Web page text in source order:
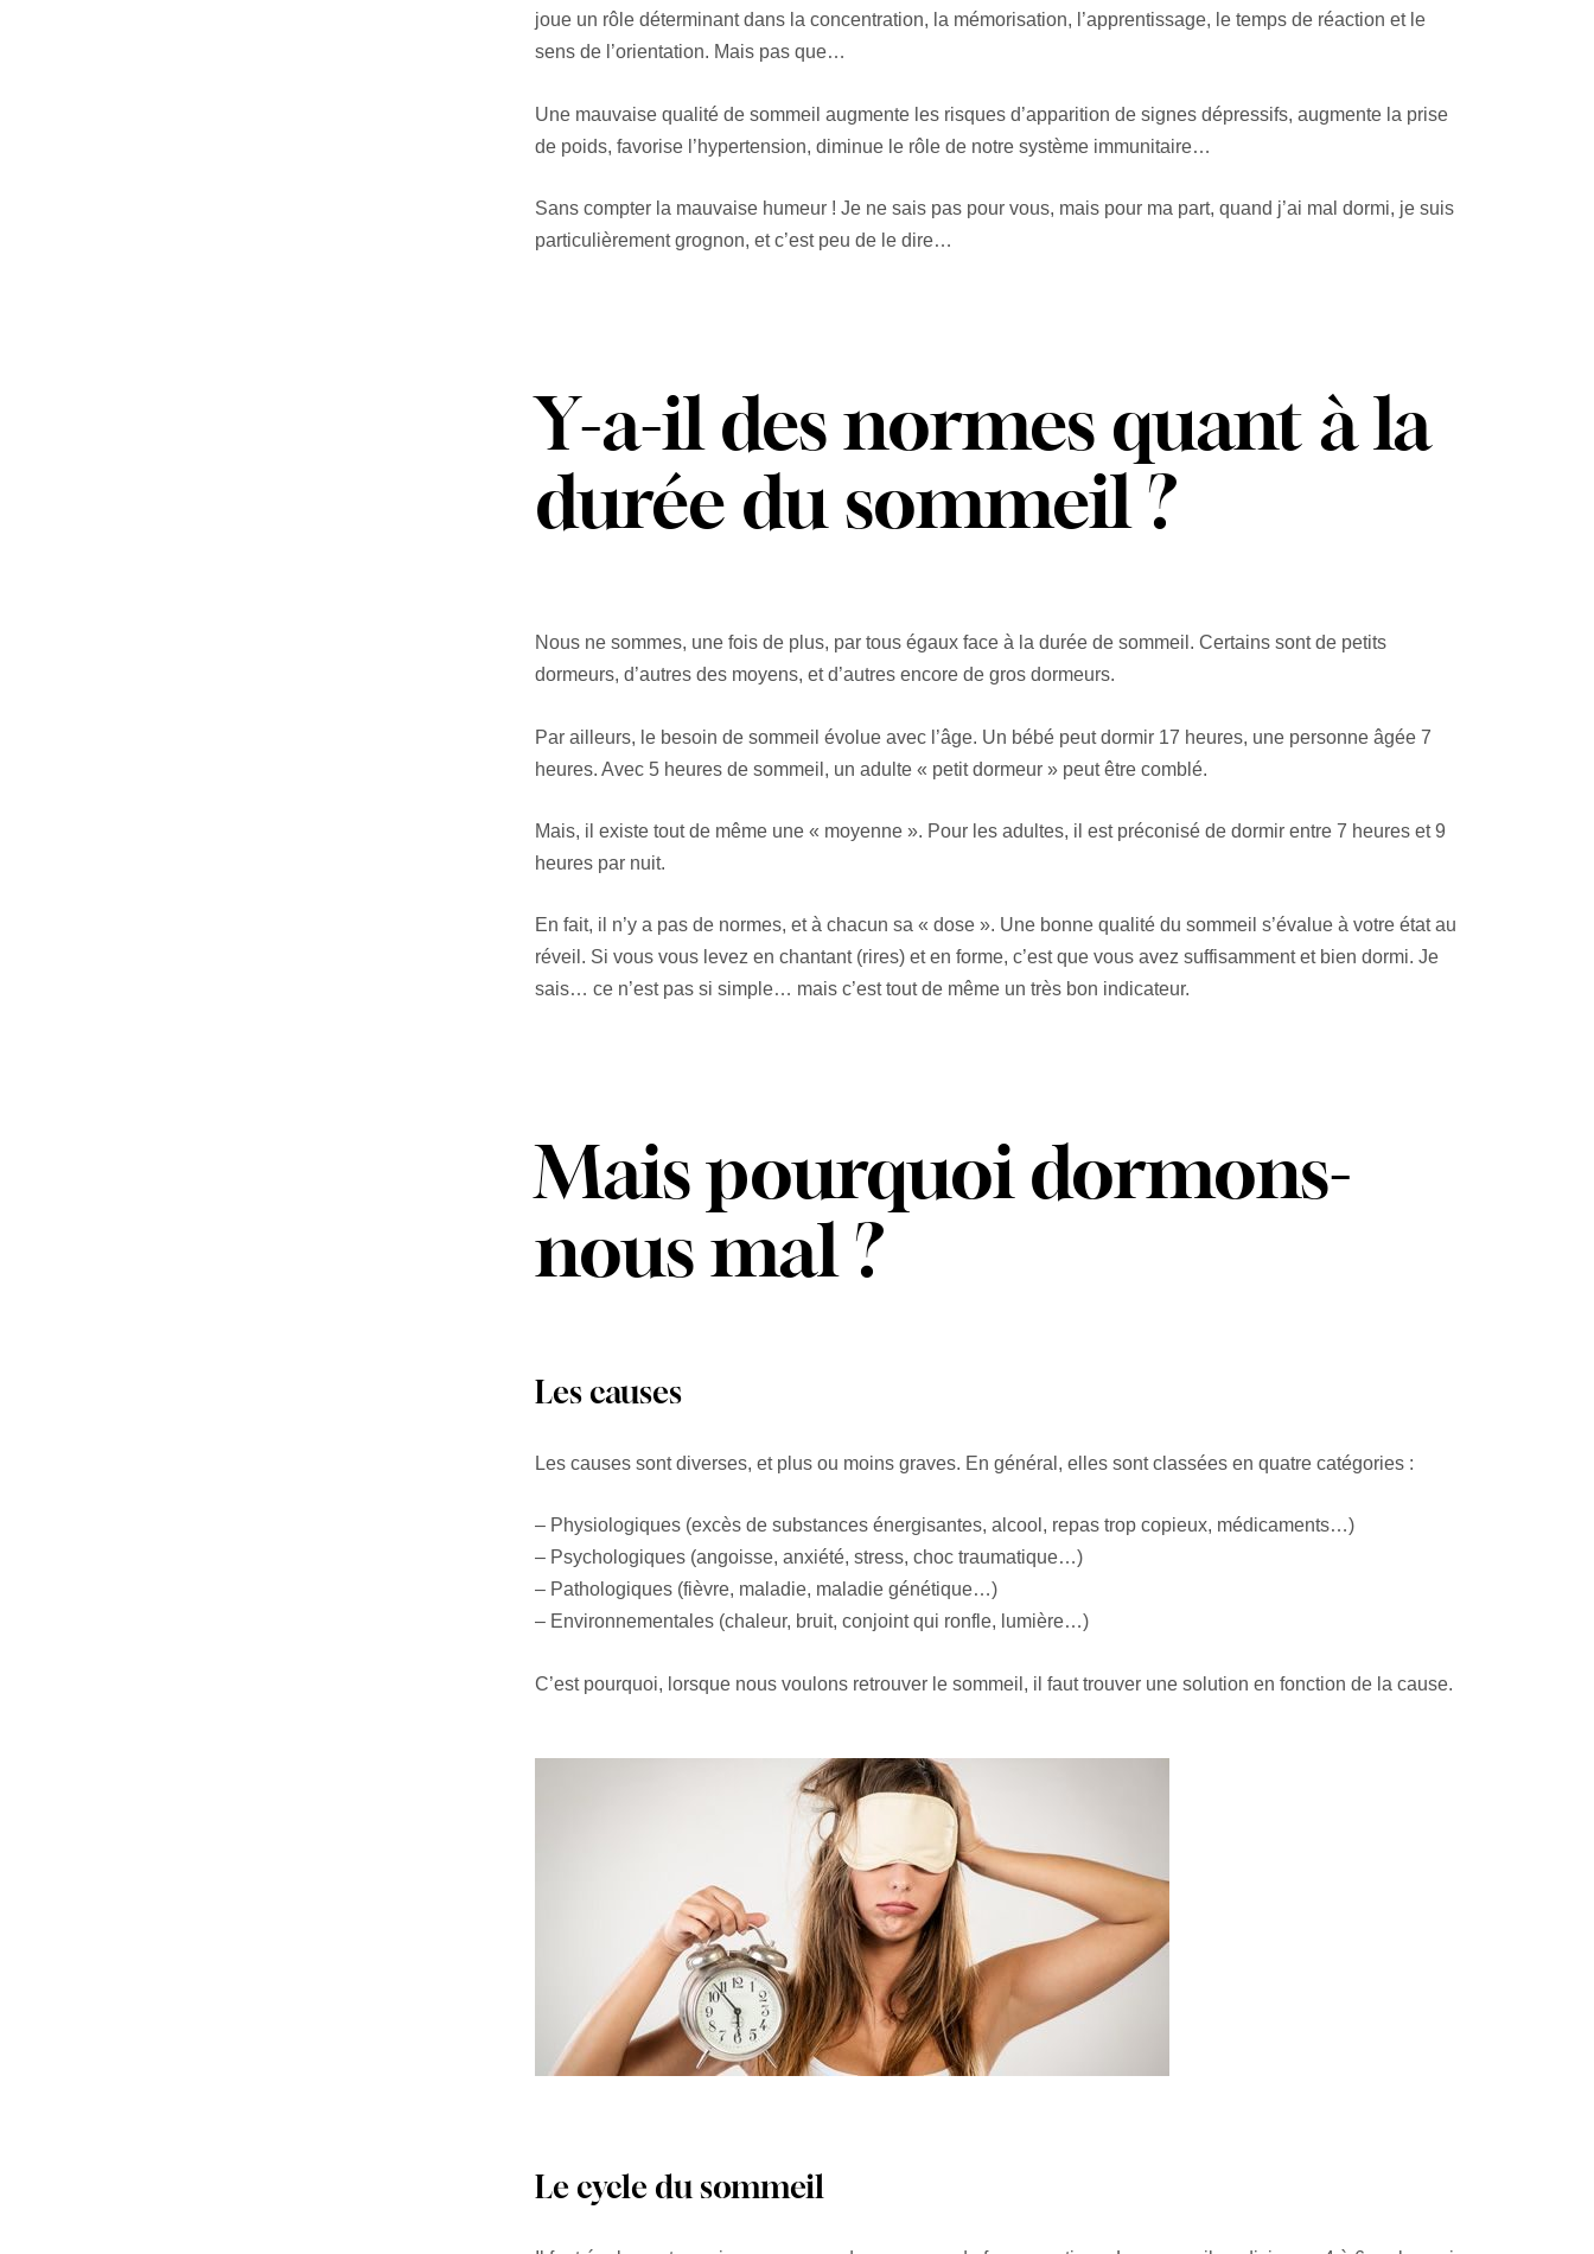
joue un rôle déterminant dans la concentration, la mémorisation, l’apprentissage, le temps de réaction et le
sens de l’orientation. Mais pas que…
Une mauvaise qualité de sommeil augmente les risques d’apparition de signes dépressifs, augmente la prise
de poids, favorise l’hypertension, diminue le rôle de notre système immunitaire…
Sans compter la mauvaise humeur ! Je ne sais pas pour vous, mais pour ma part, quand j’ai mal dormi, je suis
particulièrement grognon, et c’est peu de le dire…
Y-a-il des normes quant à la
durée du sommeil ?
Nous ne sommes, une fois de plus, par tous égaux face à la durée de sommeil. Certains sont de petits
dormeurs, d’autres des moyens, et d’autres encore de gros dormeurs.
Par ailleurs, le besoin de sommeil évolue avec l’âge. Un bébé peut dormir 17 heures, une personne âgée 7
heures. Avec 5 heures de sommeil, un adulte « petit dormeur » peut être comblé.
Mais, il existe tout de même une « moyenne ». Pour les adultes, il est préconisé de dormir entre 7 heures et 9
heures par nuit.
En fait, il n’y a pas de normes, et à chacun sa « dose ». Une bonne qualité du sommeil s’évalue à votre état au
réveil. Si vous vous levez en chantant (rires) et en forme, c’est que vous avez suffisamment et bien dormi. Je
sais… ce n’est pas si simple… mais c’est tout de même un très bon indicateur.
Mais pourquoi dormons-
nous mal ?
Les causes
Les causes sont diverses, et plus ou moins graves. En général, elles sont classées en quatre catégories :
– Physiologiques (excès de substances énergisantes, alcool, repas trop copieux, médicaments…)
– Psychologiques (angoisse, anxiété, stress, choc traumatique…)
– Pathologiques (fièvre, maladie, maladie génétique…)
– Environnementales (chaleur, bruit, conjoint qui ronfle, lumière…)
C’est pourquoi, lorsque nous voulons retrouver le sommeil, il faut trouver une solution en fonction de la cause.
Le cycle du sommeil